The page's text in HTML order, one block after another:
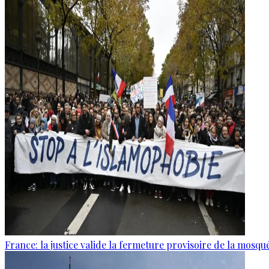
France: la justice valide la fermeture provisoire de la